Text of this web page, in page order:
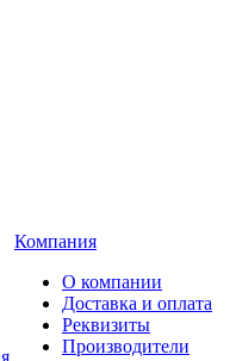
Компания
О компании
Доставка и оплата
Реквизиты
Производители